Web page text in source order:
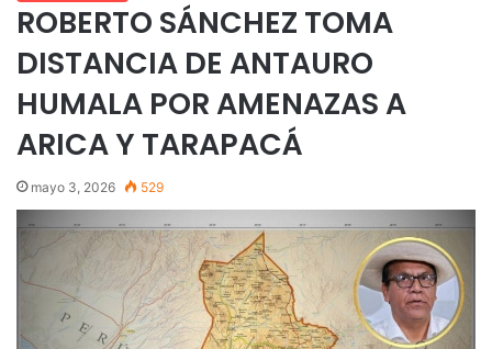
ROBERTO SÁNCHEZ TOMA
DISTANCIA DE ANTAURO
HUMALA POR AMENAZAS A
ARICA Y TARAPACÁ
mayo 3, 2026 529